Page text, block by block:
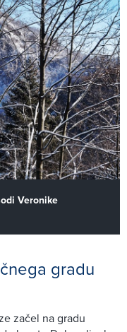
Veronike
gradu
začel na gradu